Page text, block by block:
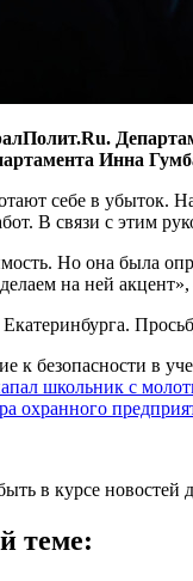
Инна
себе в убыток.
В связи с этим
Но она была
на ней
к безопасности в
школьник с
охранного
в курсе новостей
теме: